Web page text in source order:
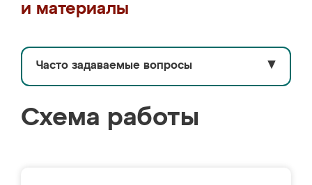
и материалы
Часто задаваемые вопросы ▼
Схема работы